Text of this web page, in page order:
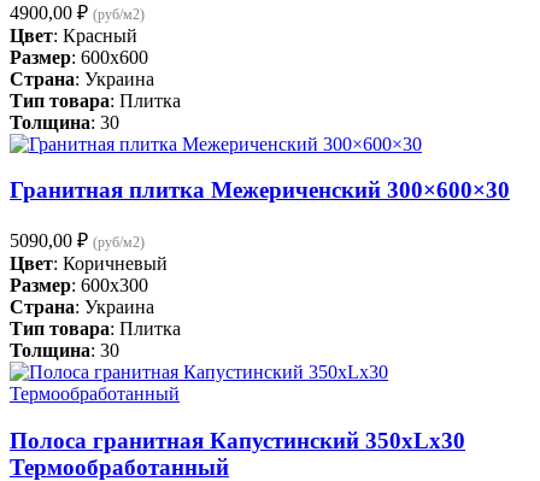
4900,00 ₽ (руб/м2)
Цвет: Красный
Размер: 600x600
Страна: Украина
Тип товара: Плитка
Толщина: 30
Гранитная плитка Межериченский 300×600×30
5090,00 ₽ (руб/м2)
Цвет: Коричневый
Размер: 600x300
Страна: Украина
Тип товара: Плитка
Толщина: 30
Полоса гранитная Капустинский 350хLх30
Термообработанный